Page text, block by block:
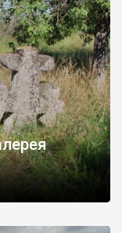
невелике, […]